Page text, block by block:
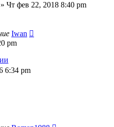
» Чт фев 22, 2018 8:40 pm
Iwan
pm
6:34 pm